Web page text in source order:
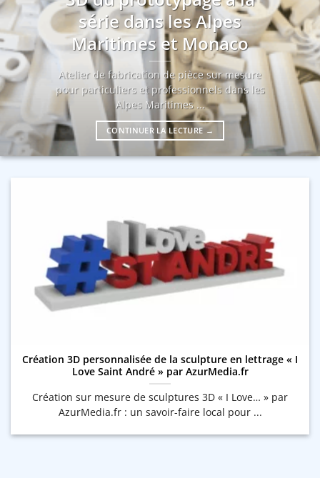
série dans les Alpes
Maritimes et Monaco
Atelier de fabrication de pièce sur mesure
pour particuliers et professionnels dans les
Alpes Maritimes ...
CONTINUER LA LECTURE →
Création 3D personnalisée de la sculpture en lettrage « I
Love Saint André » par AzurMedia.fr
Création sur mesure de sculptures 3D « I Love… » par
AzurMedia.fr : un savoir-faire local pour ...